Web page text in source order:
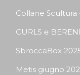
Collane
CURLS e
SbroccaBox
Metis giugno